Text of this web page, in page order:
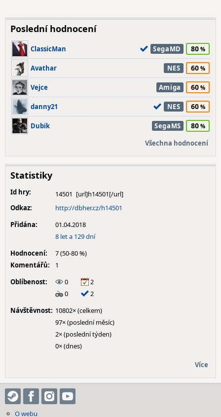
Poslední hodnocení
ClassicMan SegaMD 80
Avathar NES 60
Vejce Amiga 60
danny21 NES 60
Dubik SegaMS 80
Všechna hodnocení
Statistiky
Id hry:
14501
Odkaz:
http://dbher.cz/h14501
Přidána:
01.04.2018
8 let a 129 dní
Hodnocení:
7 (50-80 %)
Komentářů:
1
Oblíbenost:
0
2
0
2
Návštěvnost: 10802× (celkem)
97× (poslední měsíc)
2× (poslední týden)
0× (dnes)
Více
O webu